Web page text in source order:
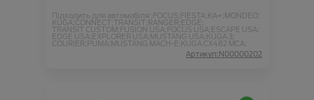
Підходить для автомобіля :FOCUS;FIESTA;KA+;MONDEO;
KUGA;CONNECT;TRANSIT;RANGER;EDGE;
TRANSIT CUSTOM;FUSION USA;FOCUS USA;ESCAPE USA;
EDGE USA;EXPLORER USA;MUSTANG USA;KUGA 3;
COURIER;PUMA;MUSTANG MACH-E;KUGA CX482 MCA;
Артикул:N00000202